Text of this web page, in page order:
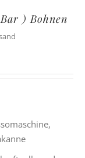
) Bohnen